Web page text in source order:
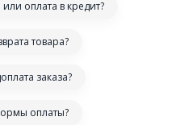
оплата в кредит?
товара?
заказа?
оплаты?